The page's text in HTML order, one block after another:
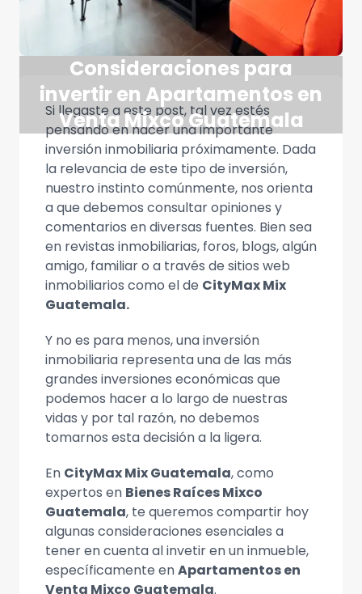
Consideraciones para
invertir en Apartamentos en
Venta Mixco Guatemala
Si llegaste a este post, tal vez estés
pensando en hacer una importante
inversión inmobiliaria próximamente. Dada
la relevancia de este tipo de inversión,
nuestro instinto comúnmente, nos orienta
a que debemos consultar opiniones y
comentarios en diversas fuentes. Bien sea
en revistas inmobiliarias, foros, blogs, algún
amigo, familiar o a través de sitios web
inmobiliarios como el de CityMax Mix
Guatemala.
Y no es para menos, una inversión
inmobiliaria representa una de las más
grandes inversiones económicas que
podemos hacer a lo largo de nuestras
vidas y por tal razón, no debemos
tomarnos esta decisión a la ligera.
En CityMax Mix Guatemala, como
expertos en Bienes Raíces Mixco
Guatemala, te queremos compartir hoy
algunas consideraciones esenciales a
tener en cuenta al invetir en un inmueble,
específicamente enApartamentos en
Venta Mixco Guatemala.